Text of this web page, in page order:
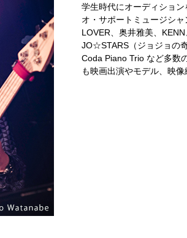
学生時代にオーディショ
オ・サポートミュージシ
LOVER、奥井雅美、
JO☆STARS（ジョジョの
Coda Piano Trio など多数
も映画出演やモデル、映像